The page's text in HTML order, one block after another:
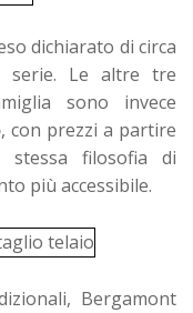
dichiarato di circa
serie. Le altre tre
sono invece
, con prezzi a partire
stessa filosofia di
più accessibile.
Bergamont